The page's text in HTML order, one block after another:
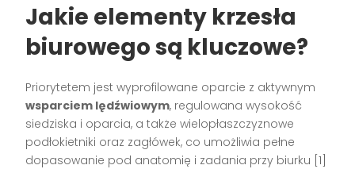
Jakie elementy krzesła
biurowego są kluczowe?
Priorytetem jest wyprofilowane oparcie z aktywnym
wsparciem lędźwiowym, regulowana wysokość
siedziska i oparcia, a także wielopłaszczyznowe
podłokietniki oraz zagłówek, co umożliwia pełne
dopasowanie pod anatomię i zadania przy biurku [1]